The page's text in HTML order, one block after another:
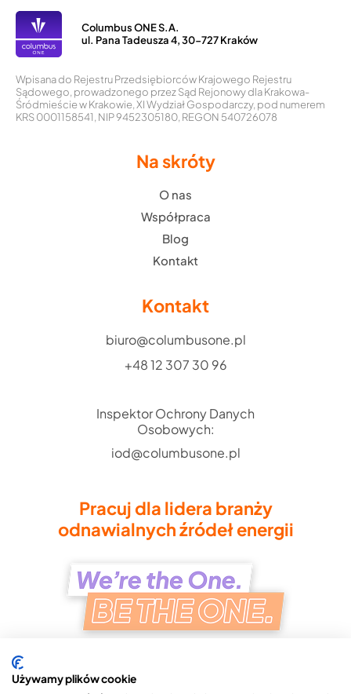
Columbus ONE S.A.
ul. Pana Tadeusza 4, 30-727 Kraków
Wpisana do Rejestru Przedsiębiorców Krajowego Rejestru
Sądowego, prowadzonego przez Sąd Rejonowy dla Krakowa-
Śródmieście w Krakowie, XI Wydział Gospodarczy, pod numerem
KRS 0001158541, NIP 9452305180, REGON 540726078
Na skróty
O nas
Współpraca
Blog
Kontakt
Kontakt
biuro@columbusone.pl
+48 12 307 30 96
Inspektor Ochrony Danych
Osobowych:
iod@columbusone.pl
Pracuj dla lidera branży
odnawialnych źródeł energii
Używamy plików cookie